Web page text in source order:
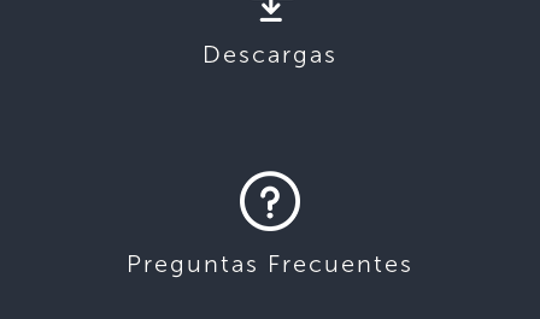
Descargas
Preguntas Frecuentes